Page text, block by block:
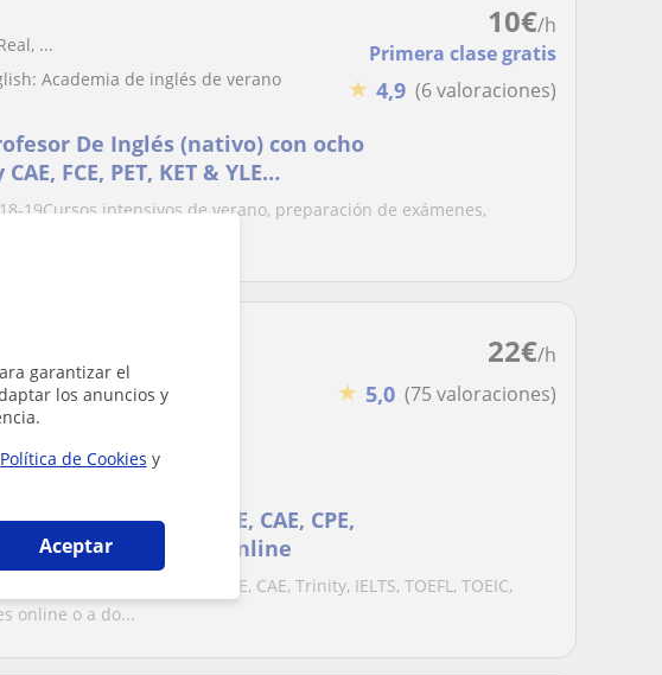
garantizar el
los anuncios y
Política de Cookies y
Aceptar
10€/h
Primera clase gratis
★ 4,9 (6 valoraciones)
...
Academia de inglés de verano
De Inglés (nativo) con ocho
FCE, PET, KET & YLE
19Cursos intensivos de verano, preparación de exámenes,
22€/h
★ 5,0 (75 valoraciones)
En línea
de exámenes - (FCE, CAE, CPE,
y más, a domicilio u online
de exámenes FCE, CAE, Trinity, IELTS, TOEFL, TOEIC,
online o a do...